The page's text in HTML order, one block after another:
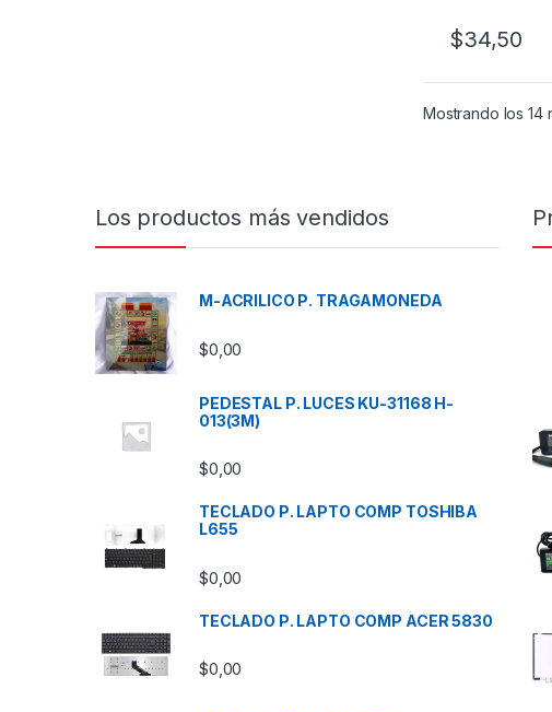
$34,50
Mostrando los 14
Los productos más vendidos
M-ACRILICO P. TRAGAMONEDA
$0,00
PEDESTAL P. LUCES KU-31168 H-
013(3M)
$0,00
TECLADO P. LAPTO COMP TOSHIBA
L655
$0,00
TECLADO P. LAPTO COMP ACER 5830
$0,00